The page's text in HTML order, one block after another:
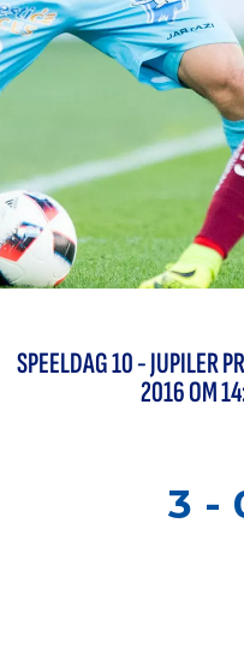
SPEELDAG10-JUPILER
2016 OM
3 -